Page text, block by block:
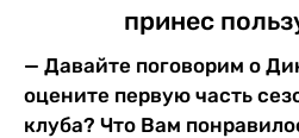
принес
— Давайте поговорим о
оцените первую часть
клуба? Что Вам